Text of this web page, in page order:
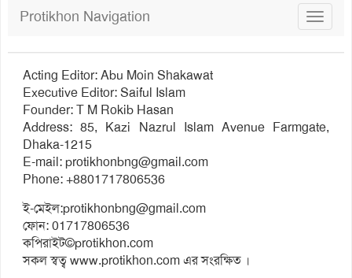
Toggle
Protikhon Navigation
Acting Editor: Abu Moin Shakawat
Executive Editor: Saiful Islam
Founder: T M Rokib Hasan
Address: 85, Kazi Nazrul Islam Avenue Farmgate,
Dhaka-1215
E-mail:protikhonbng@gmail.com
Phone: +8801717806536
ই-মেইল:protikhonbng@gmail.com
ফোন: 01717806536
কপিরাইট©protikhon.com
সকল স্বত্ব www.protikhon.com এর সংরক্ষিত ।